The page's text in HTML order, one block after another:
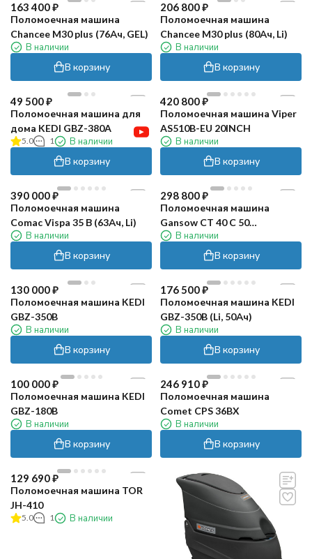
163 400₽
Поломоечная машина
Chancee M30 plus (76Ач, GEL)
В наличии
В корзину
206 800₽
Поломоечная машина
Chancee M30 plus (80Ач, Li)
В наличии
В корзину
49 500₽
Поломоечная машина для
дома KEDI GBZ-380A
5.0 1 В наличии
В корзину
420 800₽
Поломоечная машина Viper
AS510B-EU 20INCH
В наличии
В корзину
390 000₽
Поломоечная машина
Comac Vispa 35 В (63Ач, Li)
В наличии
В корзину
298 800₽
Поломоечная машина
Gansow CT 40 C 50
(электрическая)
В наличии
В корзину
130 000₽
Поломоечная машина KEDI
GBZ-350B
В наличии
В корзину
176 500₽
Поломоечная машина KEDI
GBZ-350B (Li, 50Ач)
В наличии
В корзину
100 000₽
Поломоечная машина KEDI
GBZ-180B
В наличии
В корзину
246 910₽
Поломоечная машина
Comet CPS 36BX
В наличии
В корзину
129 690₽
Поломоечная машина TOR
JH-410
5.0 1 В наличии